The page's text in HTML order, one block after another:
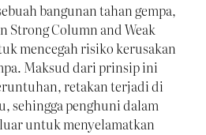
bangunan tahan gempa,
Strong Column and Weak
mencegah risiko kerusakan
Maksud dari prinsip ini
retakan terjadi di
sehingga penghuni dalam
untuk menyelamatkan